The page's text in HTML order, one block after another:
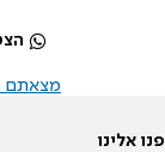
מצאתם
פנו אלינו